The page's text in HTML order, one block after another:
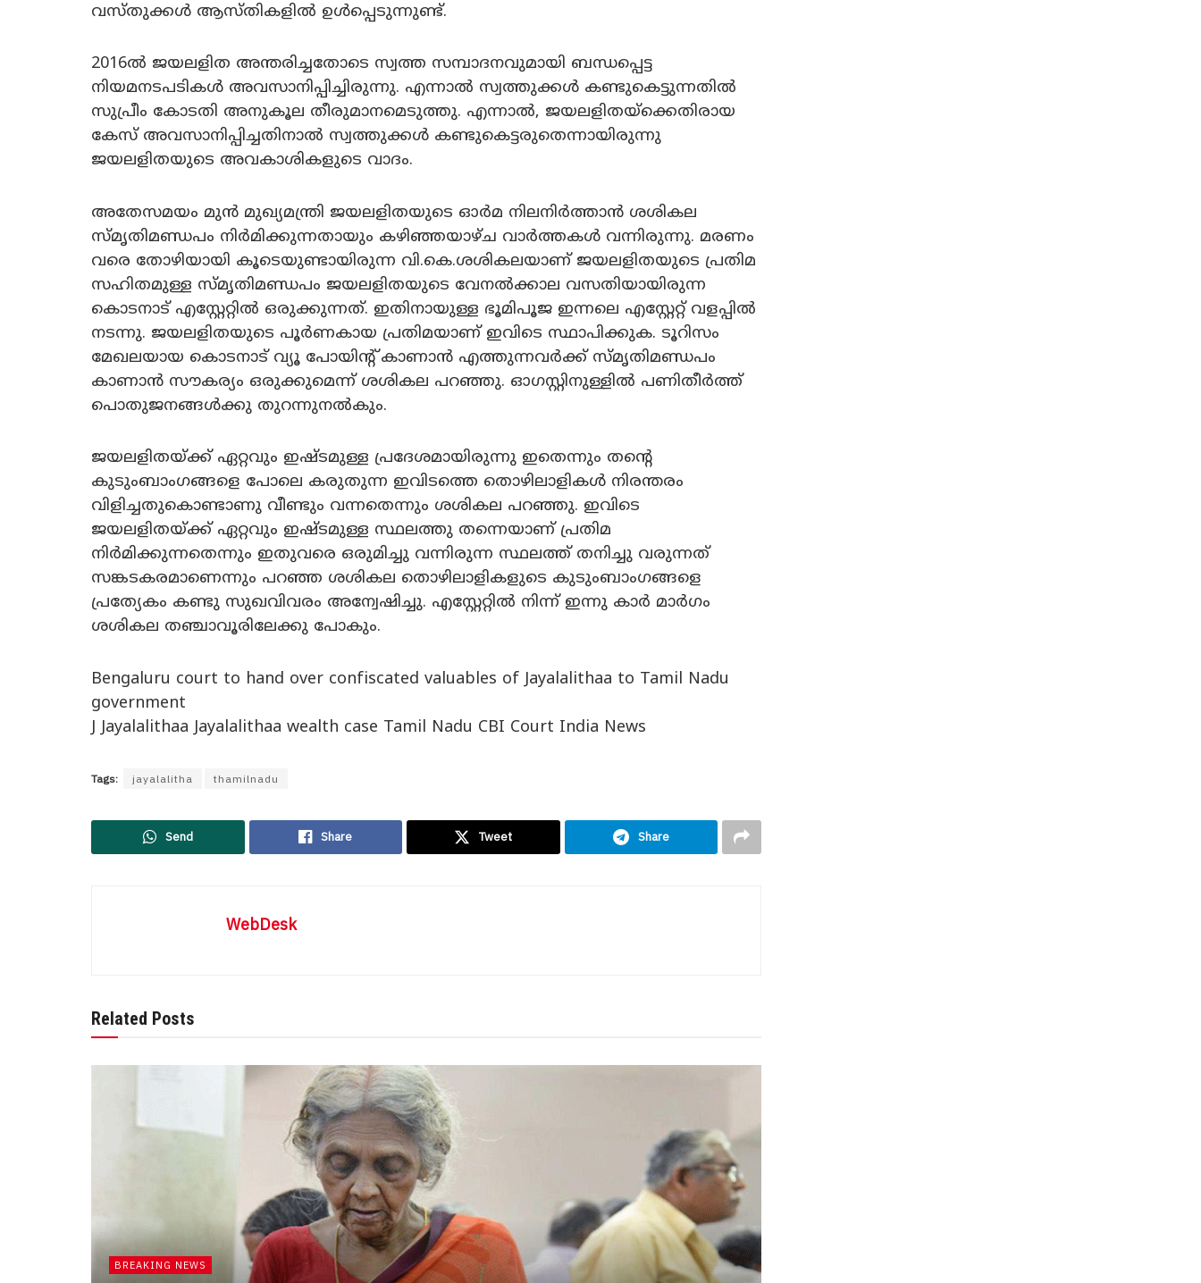
വസ്തുക്കൾ ആസ്തികളിൽ ഉൾപ്പെടുന്നുണ്ട്.
2016ൽ ജയലളിത അന്തരിച്ചതോടെ സ്വത്ത സമ്പാദനവുമായി ബന്ധപ്പെട്ട
നിയമനടപടികൾ അവസാനിപ്പിച്ചിരുന്നു. എന്നാൽ സ്വത്തുക്കൾ കണ്ടുകെട്ടുന്നതിൽ
സുപ്രീം കോടതി അനുകൂല തീരുമാനമെടുത്തു. എന്നാൽ, ജയലളിതയ്‌ക്കെതിരായ
കേസ് അവസാനിപ്പിച്ചതിനാൽ സ്വത്തുക്കൾ കണ്ടുകെട്ടരുതെന്നായിരുന്നു
ജയലളിതയുടെ അവകാശികളുടെ വാദം.
അതേസമയം മുൻ മുഖ്യമന്ത്രി ജയലളിതയുടെ ഓർമ നിലനിർത്താൻ ശശികല
സ്മൃതിമണ്ഡപം നിർമിക്കുന്നതായും കഴിഞ്ഞയാഴ്ച വാർത്തകൾ വന്നിരുന്നു. മരണം
വരെ തോഴിയായി കൂടെയുണ്ടായിരുന്ന വി.കെ.ശശികലയാണ് ജയലളിതയുടെ പ്രതിമ
സഹിതമുള്ള സ്മൃതിമണ്ഡപം ജയലളിതയുടെ വേനൽക്കാല വസതിയായിരുന്ന
കൊടനാട് എസ്റ്റേറ്റിൽ ഒരുക്കുന്നത്. ഇതിനായുള്ള ഭൂമിപൂജ ഇന്നലെ എസ്റ്റേറ്റ് വളപ്പിൽ
നടന്നു. ജയലളിതയുടെ പൂർണകായ പ്രതിമയാണ് ഇവിടെ സ്ഥാപിക്കുക. ടൂറിസം
മേഖലയായ കൊടനാട് വ്യൂ പോയിന്റ് കാണാൻ എത്തുന്നവർക്ക് സ്മൃതിമണ്ഡപം
കാണാൻ സൗകര്യം ഒരുക്കുമെന്ന് ശശികല പറഞ്ഞു. ഓഗസ്റ്റിനുള്ളിൽ പണിതീർത്ത്
പൊതുജനങ്ങൾക്കു തുറന്നുനൽകും.
ജയലളിതയ്ക്ക് ഏറ്റവും ഇഷ്ടമുള്ള പ്രദേശമായിരുന്നു ഇതെന്നും തന്റെ
കുടുംബാംഗങ്ങളെ പോലെ കരുതുന്ന ഇവിടത്തെ തൊഴിലാളികൾ നിരന്തരം
വിളിച്ചതുകൊണ്ടാണു വീണ്ടും വന്നതെന്നും ശശികല പറഞ്ഞു. ഇവിടെ
ജയലളിതയ്ക്ക് ഏറ്റവും ഇഷ്ടമുള്ള സ്ഥലത്തു തന്നെയാണ് പ്രതിമ
നിർമിക്കുന്നതെന്നും ഇതുവരെ ഒരുമിച്ചു വന്നിരുന്ന സ്ഥലത്ത് തനിച്ചു വരുന്നത്
സങ്കടകരമാണെന്നും പറഞ്ഞ ശശികല തൊഴിലാളികളുടെ കുടുംബാംഗങ്ങളെ
പ്രത്യേകം കണ്ടു സുഖവിവരം അന്വേഷിച്ചു. എസ്റ്റേറ്റിൽ നിന്ന് ഇന്നു കാർ മാർഗം
ശശികല തഞ്ചാവൂരിലേക്കു പോകും.
Bengaluru court to hand over confiscated valuables of Jayalalithaa to Tamil Nadu
government
J Jayalalithaa Jayalalithaa wealth case Tamil Nadu CBI Court India News
Tags: jayalalitha thamilnadu
Send Share Tweet Share
WebDesk
Related Posts
BREAKING NEWS